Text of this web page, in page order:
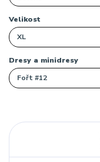
Velikost
Dresy a minidresy